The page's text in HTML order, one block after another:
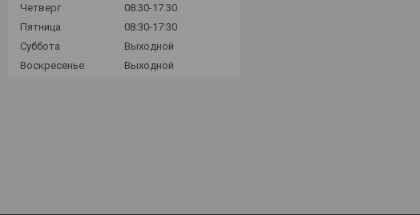
Четверг
08:30-17:30
Пятница
08:30-17:30
Суббота
Выходной
Воскресенье
Выходной